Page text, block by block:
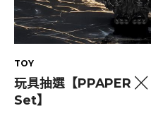
TOY
玩具抽選【PPAPER
Set】